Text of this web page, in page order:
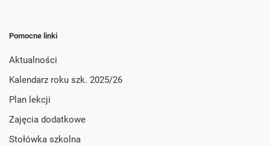
Pomocne linki
Aktualności
Kalendarz roku szk. 2025/26
Plan lekcji
Zajęcia dodatkowe
Stołówka szkolna